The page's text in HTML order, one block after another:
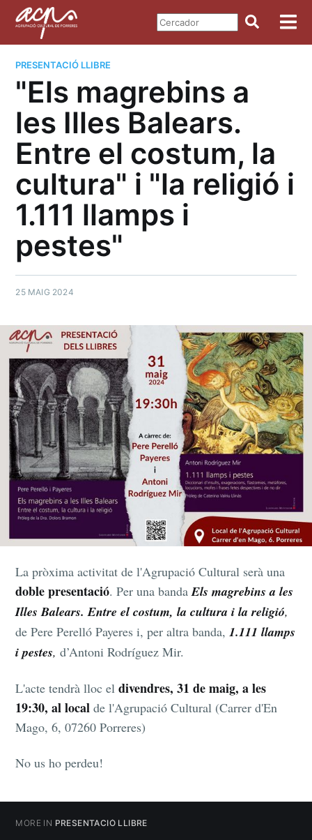
PRESENTACIÓ LLIBRE
"Els magrebins a
les Illes Balears.
Entre el costum, la
cultura" i "la religió i
1.111 llamps i
pestes"
25 MAIG 2024
La pròxima activitat de l'Agrupació Cultural serà una
doble presentació. Per una bandaEls magrebins a les
Illes Balears. Entre el costum, la cultura i la religió,
de Pere Perelló Payeres i, per altra banda,1.111 llamps
i pestes, d’Antoni Rodríguez Mir.
L'acte tendrà lloc eldivendres, 31 de maig, a les
19:30, al local de l'Agrupació Cultural (Carrer d'En
Mago, 6, 07260 Porreres)
No us ho perdeu!
MORE IN PRESENTACIÓ LLIBRE